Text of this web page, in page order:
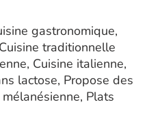
gastronomique,
traditionnelle
Cuisine italienne,
lactose, Propose des
Plats